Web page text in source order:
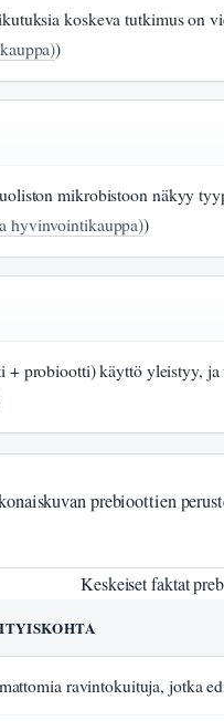
koskeva tutkimus on
)
mikrobistoon näkyy
hyvinvointikauppa))
+ probiootti) käyttö yleistyy,
prebioottien
Keskeiset faktat
ravintokuituja, jotka